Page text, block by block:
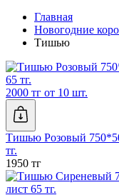
Главная
Новогодние
Тишью
2000 тг от 10 шт.
Тишью Розовый
тг.
1950 тг